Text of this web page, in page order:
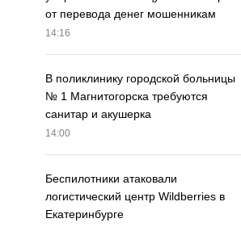
от перевода денег мошенникам
14:16
В поликлинику городской больницы
№ 1 Магнитогорска требуются
санитар и акушерка
14:00
Беспилотники атаковали
логистический центр Wildberries в
Екатеринбурге